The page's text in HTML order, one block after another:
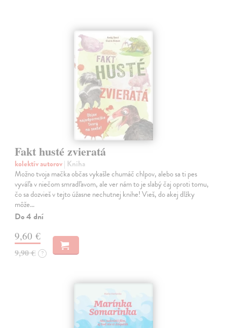
Fakt husté zvieratá
kolektív autorov| Kniha
Možno tvoja mačka občas vykašle chumáč chlpov, alebo sa ti pes
vyváľa v niečom smradľavom, ale ver nám to je slabý čaj oproti tomu,
čo sa dozvieš v tejto úžasne nechutnej knihe! Vieš, do akej dlžky
môže…
Do 4 dní
9,60 €
9,90 € ?